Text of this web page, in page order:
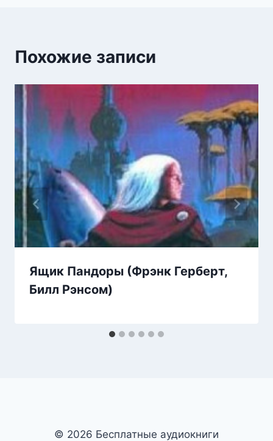
Похожие записи
Ящик Пандоры (Фрэнк Герберт,
Билл Рэнсом)
© 2026 Бесплатные аудиокниги